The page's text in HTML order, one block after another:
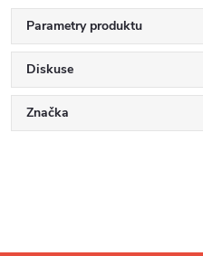
Parametry produktu
Diskuse
Značka